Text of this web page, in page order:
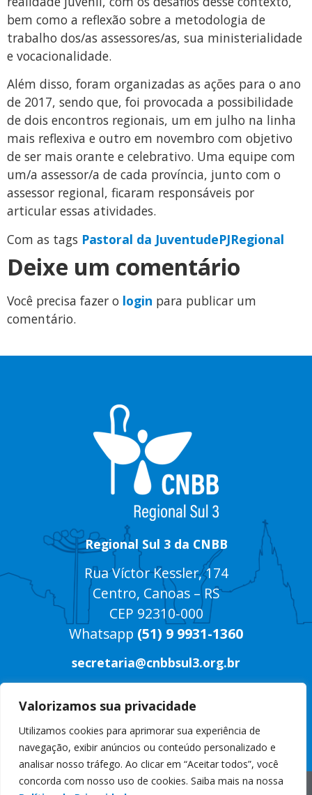
Valorizamos sua privacidade
Utilizamos cookies para aprimorar sua experiência de
navegação, exibir anúncios ou conteúdo personalizado e
analisar nosso tráfego. Ao clicar em “Aceitar todos”, você
concorda com nosso uso de cookies. Saiba mais na nossa
bem como a reflexão sobre a metodologia de
trabalho dos/as assessores/as, sua ministerialidade
e vocacionalidade.
Além disso, foram organizadas as ações para o ano
de 2017, sendo que, foi provocada a possibilidade
de dois encontros regionais, um em julho na linha
mais reflexiva e outro em novembro com objetivo
de ser mais orante e celebrativo. Uma equipe com
um/a assessor/a de cada província, junto com o
assessor regional, ficaram responsáveis por
articular essas atividades.
Com as tags Pastoral da JuventudePJRegional
Deixe um comentário
Você precisa fazer o login para publicar um
comentário.
Regional Sul 3 da CNBB
Rua Víctor Kessler, 174
Centro, Canoas – RS
CEP 92310-000
Whatsapp (51) 9 9931-1360
secretaria@cnbbsul3.org.br
© Copyright 2025 CNBB Sul 3